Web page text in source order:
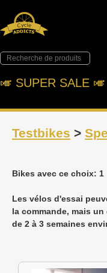
🎺︎ SUPER SALE 🎺︎
Testbikes >
Bikes avec ce choix: 1
Les vélos d'essai
la commande, mais
de 2 à 3 semaines